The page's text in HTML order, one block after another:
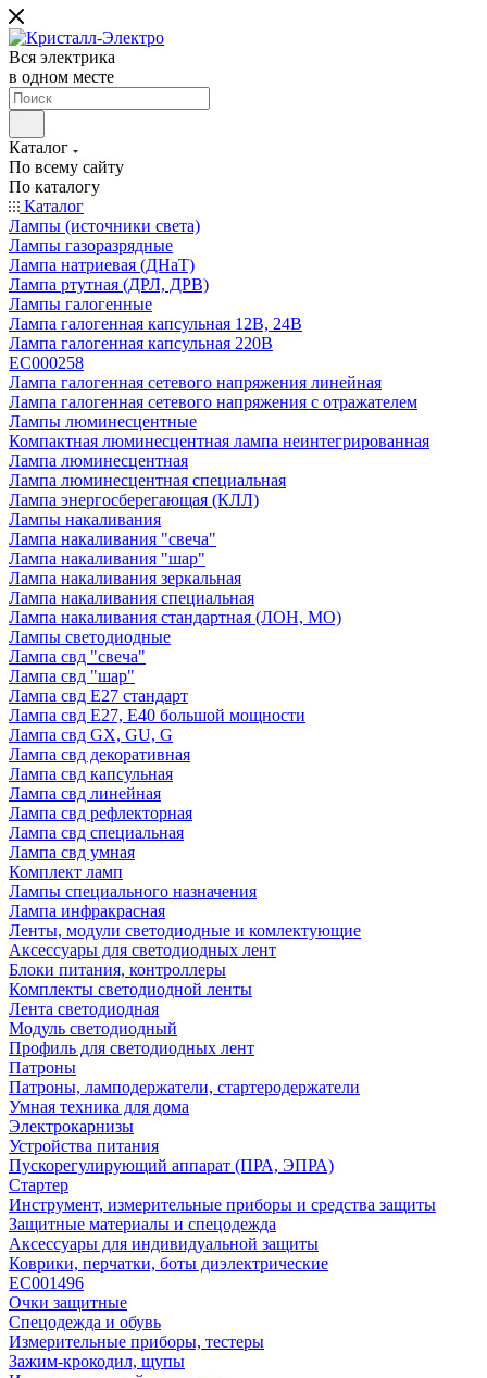
Вся электрика
в одном месте
Каталог
По всему сайту
По каталогу
Каталог
Лампы (источники света)
Лампы газоразрядные
Лампа натриевая (ДНаТ)
Лампа ртутная (ДРЛ, ДРВ)
Лампы галогенные
Лампа галогенная капсульная 12В, 24В
Лампа галогенная капсульная 220В
EC000258
Лампа галогенная сетевого напряжения линейная
Лампа галогенная сетевого напряжения с отражателем
Лампы люминесцентные
Компактная люминесцентная лампа неинтегрированная
Лампа люминесцентная
Лампа люминесцентная специальная
Лампа энергосберегающая (КЛЛ)
Лампы накаливания
Лампа накаливания "свеча"
Лампа накаливания "шар"
Лампа накаливания зеркальная
Лампа накаливания специальная
Лампа накаливания стандартная (ЛОН, МО)
Лампы светодиодные
Лампа свд "свеча"
Лампа свд "шар"
Лампа свд E27 стандарт
Лампа свд E27, Е40 большой мощности
Лампа свд GX, GU, G
Лампа свд декоративная
Лампа свд капсульная
Лампа свд линейная
Лампа свд рефлекторная
Лампа свд специальная
Лампа свд умная
Комплект ламп
Лампы специального назначения
Лампа инфракрасная
Ленты, модули светодиодные и комлектующие
Аксессуары для светодиодных лент
Блоки питания, контроллеры
Комплекты светодиодной ленты
Лента светодиодная
Модуль светодиодный
Профиль для светодиодных лент
Патроны
Патроны, ламподержатели, стартеродержатели
Умная техника для дома
Электрокарнизы
Устройства питания
Пускорегулирующий аппарат (ПРА, ЭПРА)
Стартер
Инструмент, измерительные приборы и средства защиты
Защитные материалы и спецодежда
Аксессуары для индивидуальной защиты
Коврики, перчатки, боты диэлектрические
EC001496
Очки защитные
Спецодежда и обувь
Измерительные приборы, тестеры
Зажим-крокодил, щупы